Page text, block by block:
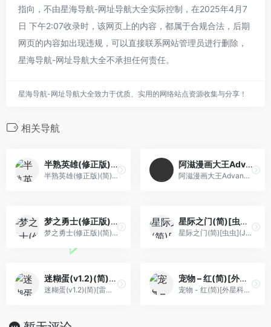
指向，不由星海导航-网址导航大全实际控制，在2025年4月7
日 下午2:07收录时，该网页上的内容，都属于合规合法，后期
网页的内容如出现违规，可以直接联系网站管理员进行删除，
星海导航-网址导航大全不承担任何责任。
星海导航-网址导航大全致力于优质、实用的网络站点资源收集与分享！
相关导航
半熟英雄(修正版)(简)[外星科技+寒雪使者](JP)[SLG](2Mb)
半熟英雄(修正版)(简)[外星科技+寒雪使者](JP)[SLG](2Mb)
阿滋漫画大王Advance[PGCG](简)(JP)(64Mb)
阿滋漫画大王Advance[PGCG](简)(JP)(64Mb)
梦之勇士(修正版)(简)[冰组+庞先生](JP)[ACT](2.5Mb)
梦之勇士(修正版)(简)[冰组+庞先生](JP)[ACT](2.5Mb)
星际之门(简)[虫虫](JP)[](0.18Mb)
星际之门(简)[虫虫](JP)[](0.18Mb)
迷糊蛋(v1.2)(简)[雷精灵+砂糖](JP)[ACT](3Mb)
迷糊蛋(v1.2)(简)[雷精灵+砂糖](JP)[ACT](3Mb)
宠物 – 红(简)[外星科技](CN)[RPG](8Mb)
宠物 - 红(简)[外星科技](CN)[RPG](8Mb)